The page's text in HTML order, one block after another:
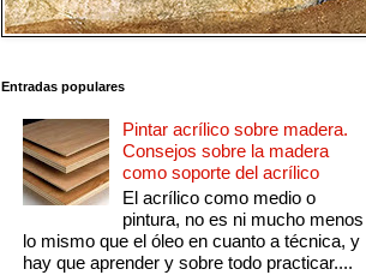
Entradas populares
Pintar acrílico sobre madera.
Consejos sobre la madera
como soporte del acrílico
El acrílico como medio o
pintura, no es ni mucho menos
lo mismo que el óleo en cuanto a técnica, y
hay que aprender y sobre todo practicar....